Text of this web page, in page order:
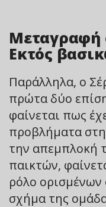
Μεταγραφή
Εκτός
Παράλληλα, ο
πρώτα δύο
φαίνεται πως
προβλήματα
την απεμπλοκή
παικτών,
ρόλο
σχήμα της